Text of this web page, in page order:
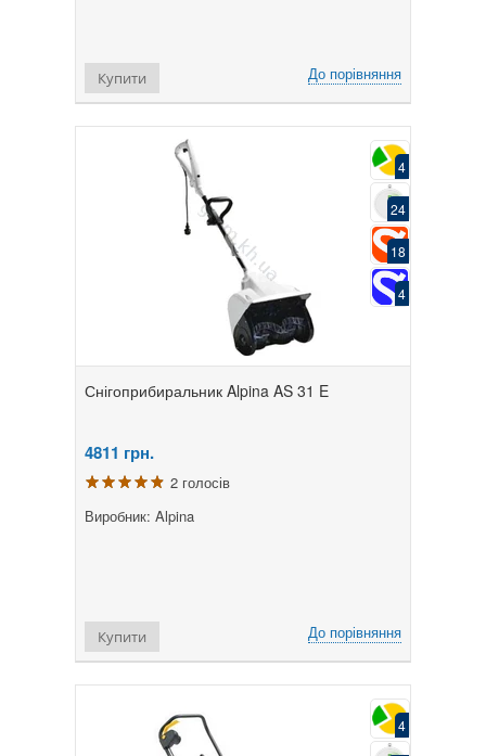
До порівняння
Купити
4
24
18
4
Снігоприбиральник Alpina AS 31 E
4811 грн.
2 голосів
Виробник: Alpina
До порівняння
Купити
4